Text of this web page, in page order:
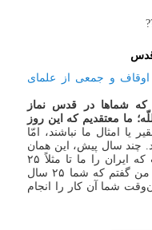
اوقاف و جمعی از علمای
که شماها در قدس نماز
ما معتقدیم که این ‌روز
امثال ما نباشند، امّا
چند سال پیش، این همان
دولتِ صهیونیستیِ همسایه‌ی شما گفت که ایران را ما تا مثلاً ۲۵
سال دیگر، چنین میکنیم، چنان میکنیم؛ من گفتم که شما ۲۵ سال
شما آن کار را انجام